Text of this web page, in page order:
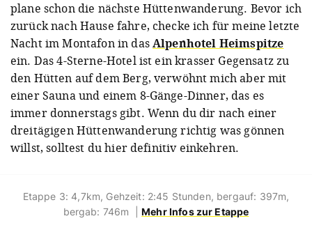
plane schon die nächste Hüttenwanderung. Bevor ich
zurück nach Hause fahre, checke ich für meine letzte
Nacht im Montafon in dasAlpenhotel Heimspitze
ein. Das 4-Sterne-Hotel ist ein krasser Gegensatz zu
den Hütten auf dem Berg, verwöhnt mich aber mit
einer Sauna und einem 8-Gänge-Dinner, das es
immer donnerstags gibt. Wenn du dir nach einer
dreitägigen Hüttenwanderung richtig was gönnen
willst, solltest du hier definitiv einkehren.
Etappe 3: 4,7km, Gehzeit: 2:45 Stunden, bergauf: 397m,
bergab: 746m |Mehr Infos zur Etappe